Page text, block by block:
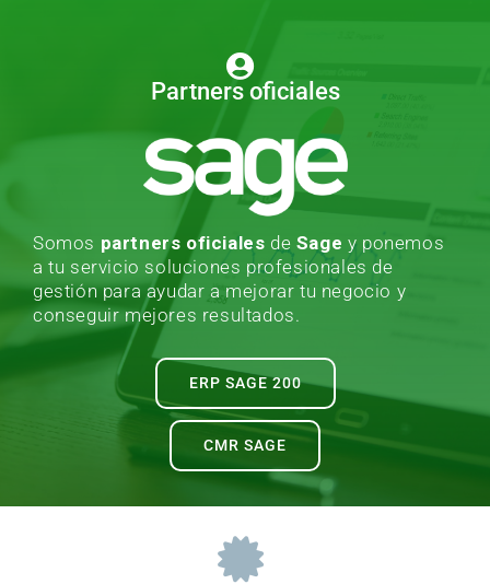
Partners oficiales
Somos partners oficiales de Sage y ponemos
a tu servicio soluciones profesionales de
gestión para ayudar a mejorar tu negocio y
conseguir mejores resultados.
ERP SAGE 200
CMR SAGE